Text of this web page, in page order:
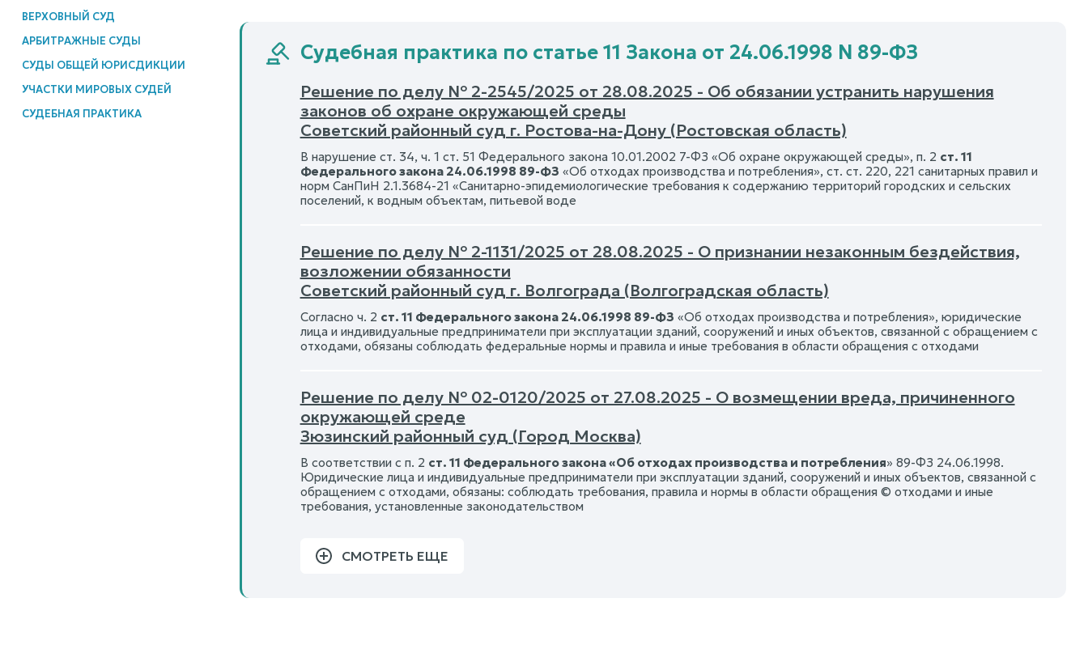
ВЕРХОВНЫЙ СУД
АРБИТРАЖНЫЕ СУДЫ
СУДЫ ОБЩЕЙ ЮРИСДИКЦИИ
УЧАСТКИ МИРОВЫХ СУДЕЙ
СУДЕБНАЯ ПРАКТИКА
Судебная практика по статье 11 Закона от 24.06.1998 N 89-ФЗ
Решение по делу № 2-2545/2025 от 28.08.2025 - Об обязании устранить нарушения
законов об охране окружающей среды
Советский районный суд г. Ростова-на-Дону (Ростовская область)
В нарушение ст. 34, ч. 1 ст. 51 Федерального закона 10.01.2002 7-ФЗ «Об охране окружающей среды», п. 2 ст. 11
Федерального закона 24.06.1998 89-ФЗ «Об отходах производства и потребления», ст. ст. 220, 221 санитарных правил и
норм СанПиН 2.1.3684-21 «Санитарно-эпидемиологические требования к содержанию территорий городских и сельских
поселений, к водным объектам, питьевой воде
Решение по делу № 2-1131/2025 от 28.08.2025 - О признании незаконным бездействия,
возложении обязанности
Советский районный суд г. Волгограда (Волгоградская область)
Согласно ч. 2 ст. 11 Федерального закона 24.06.1998 89-ФЗ «Об отходах производства и потребления», юридические
лица и индивидуальные предприниматели при эксплуатации зданий, сооружений и иных объектов, связанной с обращением с
отходами, обязаны соблюдать федеральные нормы и правила и иные требования в области обращения с отходами
Решение по делу № 02-0120/2025 от 27.08.2025 - О возмещении вреда, причиненного
окружающей среде
Зюзинский районный суд (Город Москва)
В соответствии с п. 2 ст. 11 Федерального закона «Об отходах производства и потребления» 89-ФЗ 24.06.1998.
Юридические лица и индивидуальные предприниматели при эксплуатации зданий, сооружений и иных объектов, связанной с
обращением с отходами, обязаны: соблюдать требования, правила и нормы в области обращения © отходами и иные
требования, установленные законодательством
СМОТРЕТЬ ЕЩЕ